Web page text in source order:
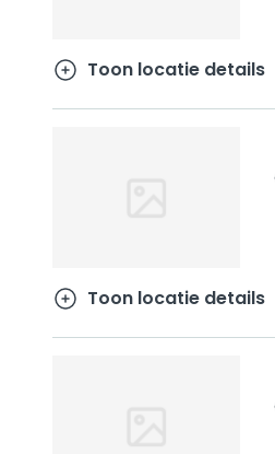
Toon locatie details
Toon locatie details